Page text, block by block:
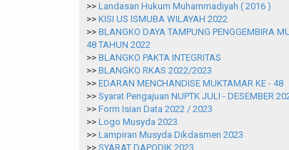
>> Landasan Hukum Muhammadiyah ( 2016 )
>> KISI US ISMUBA WILAYAH 2022
>> BLANGKO DAYA TAMPUNG PENGGEMBIRA
48 TAHUN 2022
>> BLANGKO PAKTA INTEGRITAS
>> BLANGKO RKAS 2022/2023
>> EDARAN MENCHANDISE MUKTAMAR KE - 48
>> Syarat Pengajuan NUPTK JULI - DESEMBER
>> Form Isian Data 2022 / 2023
>> Logo Musyda 2023
>> Lampiran Musyda Dikdasmen 2023
>> SYARAT DAPODIK 2023